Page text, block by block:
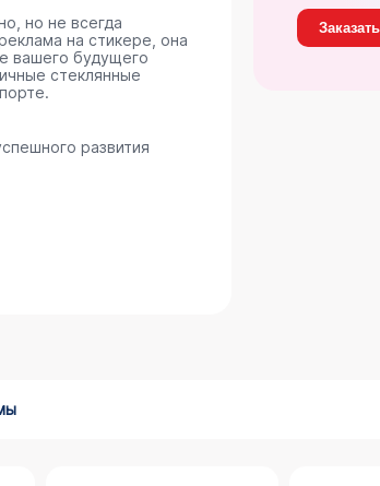
но не всегда
на стикере, она
вашего будущего
стеклянные
развития